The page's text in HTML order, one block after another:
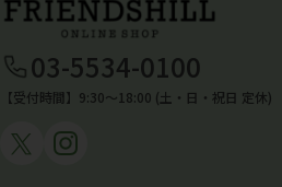
03-5534-0100
【受付時間】9:30〜18:00 (土・日・祝日 定休)